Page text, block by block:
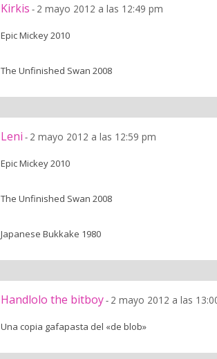
Kirkis - 2 mayo 2012 a las 12:49 pm
Epic Mickey 2010
The Unfinished Swan 2008
Leni - 2 mayo 2012 a las 12:59 pm
Epic Mickey 2010
The Unfinished Swan 2008
Japanese Bukkake 1980
Handlolo the bitboy- 2 mayo 2012 a las
Una copia gafapasta del «de blob»